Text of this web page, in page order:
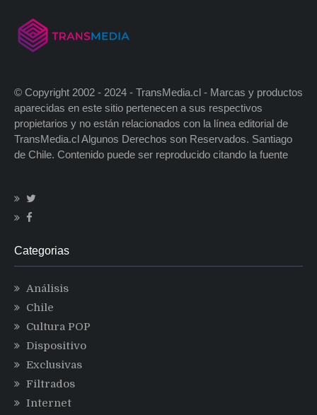
© Copyright 2002 - 2024 - TransMedia.cl - Marcas y productos
aparecidas en este sitio pertenecen a sus respectivos
propietarios y no están relacionados con la línea editorial de
TransMedia.cl Algunos Derechos son Reservados. Santiago
de Chile. Contenido puede ser reproducido citando la fuente
Categorias
Análisis
Chile
Cultura POP
Dispositivo
Exclusivas
Filtrados
Internet